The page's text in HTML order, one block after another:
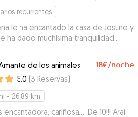
recurrentes
le ha encantado la casa de Josune y
ha dado muchísima tranquilidad.
con ella desde el primer minuto
conocidos. Tuve una emergencia y
Me ha respondido con rapidez y
todo para estar tranquila y
la emergencia que tenía. Muchas
de los animales 18€/noche
5.0 (3 Reservas)
- 26.89 km
encantadora, cariñosa…. De 10!!! Arai